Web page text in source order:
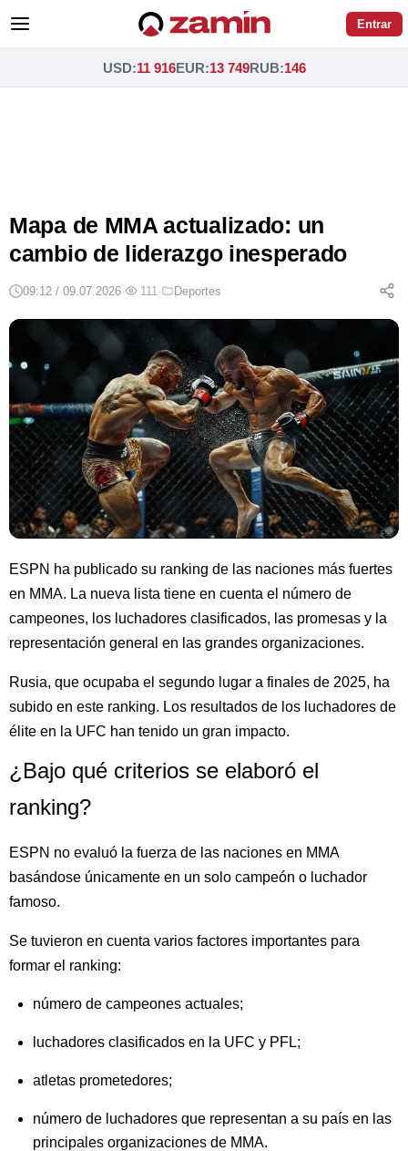
Entrar
USD:11 916EUR:13 749RUB:146
Mapa de MMA actualizado: un
cambio de liderazgo inesperado
09:12 / 09.07.2026· 111 · Deportes
ESPN ha publicado su ranking de las naciones más fuertes
en MMA. La nueva lista tiene en cuenta el número de
campeones, los luchadores clasificados, las promesas y la
representación general en las grandes organizaciones.
Rusia, que ocupaba el segundo lugar a finales de 2025, ha
subido en este ranking. Los resultados de los luchadores de
élite en la UFC han tenido un gran impacto.
¿Bajo qué criterios se elaboró el
ranking?
ESPN no evaluó la fuerza de las naciones en MMA
basándose únicamente en un solo campeón o luchador
famoso.
Se tuvieron en cuenta varios factores importantes para
formar el ranking:
número de campeones actuales;
luchadores clasificados en la UFC y PFL;
atletas prometedores;
número de luchadores que representan a su país en las
principales organizaciones de MMA.